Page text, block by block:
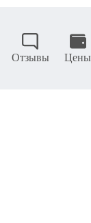
Отзывы Цены